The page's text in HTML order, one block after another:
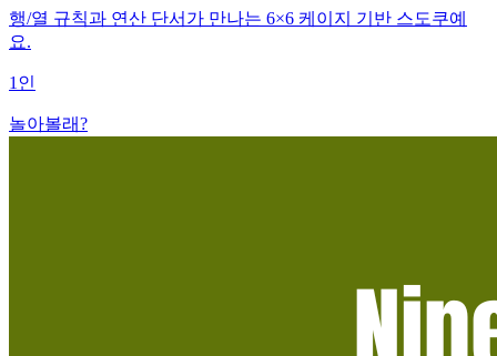
행/열 규칙과 연산 단서가 만나는 6×6 케이지 기반 스도쿠예
요.
1인
놀아볼래?